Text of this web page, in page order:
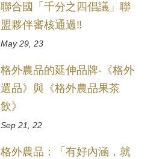
聯合國「千分之四倡議」聯
盟夥伴審核通過‼️
May 29, 23
格外農品的延伸品牌-《格外
選品》與《格外農品果茶
飲》
Sep 21, 22
格外農品：「有好內涵，就